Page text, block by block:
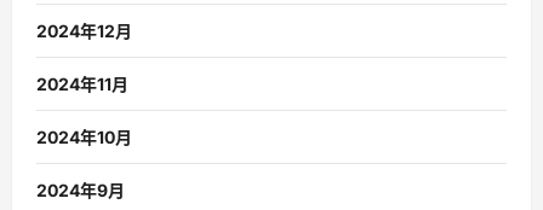
2024年12月
2024年11月
2024年10月
2024年9月